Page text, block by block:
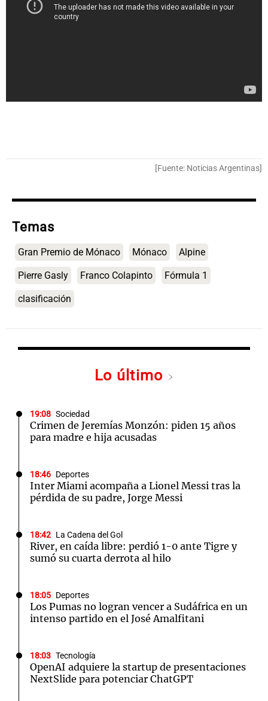
[Fuente: Noticias Argentinas]
Temas
Gran Premio de Mónaco Mónaco Alpine
Pierre Gasly Franco Colapinto Fórmula 1
clasificación
Lo último
19:08 Sociedad
Crimen de Jeremías Monzón: piden 15 años
para madre e hija acusadas
18:46 Deportes
Inter Miami acompaña a Lionel Messi tras la
pérdida de su padre, Jorge Messi
18:42 La Cadena del Gol
River, en caída libre: perdió 1-0 ante Tigre y
sumó su cuarta derrota al hilo
18:05 Deportes
Los Pumas no logran vencer a Sudáfrica en un
intenso partido en el José Amalfitani
18:03 Tecnología
OpenAI adquiere la startup de presentaciones
NextSlide para potenciar ChatGPT